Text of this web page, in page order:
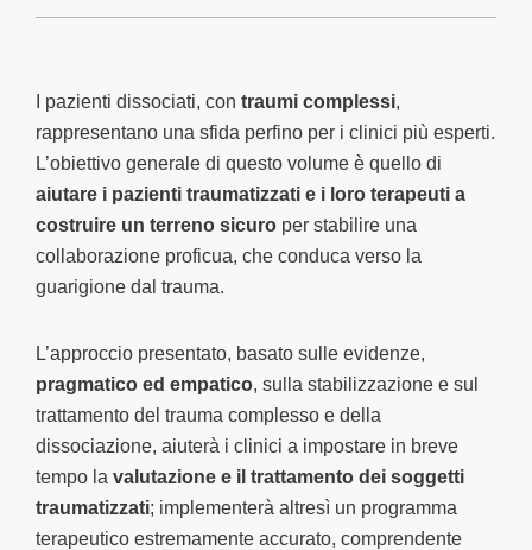
I pazienti dissociati, con traumi complessi,
rappresentano una sfida perfino per i clinici più esperti.
L’obiettivo generale di questo volume è quello di
aiutare i pazienti traumatizzati e i loro terapeuti a
costruire un terreno sicuro per stabilire una
collaborazione proficua, che conduca verso la
guarigione dal trauma.
L’approccio presentato, basato sulle evidenze,
pragmatico ed empatico, sulla stabilizzazione e sul
trattamento del trauma complesso e della
dissociazione, aiuterà i clinici a impostare in breve
tempo la valutazione e il trattamento dei soggetti
traumatizzati; implementerà altresì un programma
terapeutico estremamente accurato, comprendente